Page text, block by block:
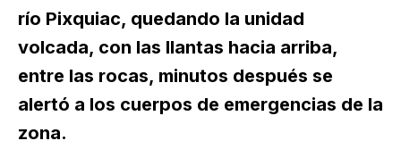
río Pixquiac, quedando la unidad
volcada, con las llantas hacia arriba,
entre las rocas, minutos después se
alertó a los cuerpos de emergencias de la
zona.